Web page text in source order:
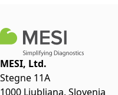
MESI, Ltd.
Stegne 11A
1000 Ljubljana, Slovenia